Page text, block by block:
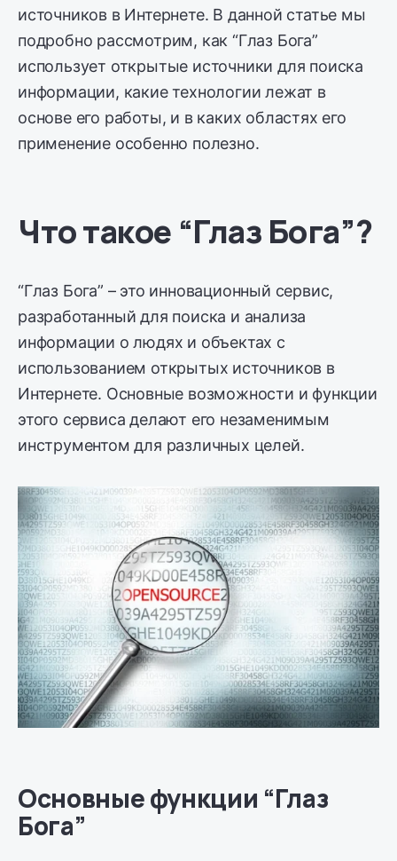
источников в Интернете. В данной статье мы
подробно рассмотрим, как “Глаз Бога”
использует открытые источники для поиска
информации, какие технологии лежат в
основе его работы, и в каких областях его
применение особенно полезно.
Что такое “Глаз Бога”?
“Глаз Бога” – это инновационный сервис,
разработанный для поиска и анализа
информации о людях и объектах с
использованием открытых источников в
Интернете. Основные возможности и функции
этого сервиса делают его незаменимым
инструментом для различных целей.
Основные функции “Глаз
Бога”